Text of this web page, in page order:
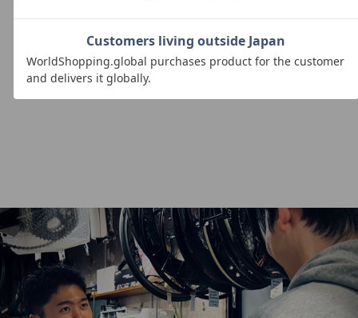
スペシャライズド
SPECIALIZED S-WORKS
E5 47サイズ アルミ ロー
ドバイク フレームセット
【名古屋店】
ランクC